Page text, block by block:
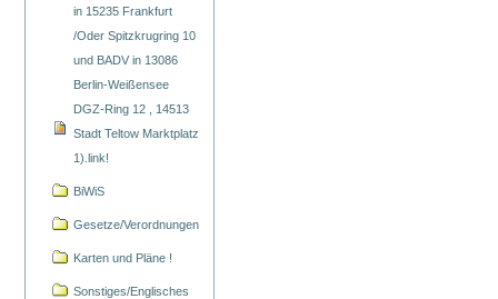
in 15235 Frankfurt
/Oder Spitzkrugring 10
und BADV in 13086
Berlin-Weißensee
DGZ-Ring 12 , 14513
Stadt Teltow Marktplatz
1).link!
BiWiS
Gesetze/Verordnungen
Karten und Pläne !
Sonstiges/Englisches